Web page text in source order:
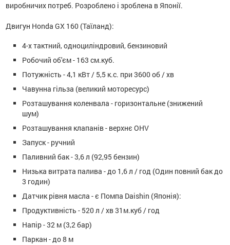
виробничих потреб. Розроблено і зроблена в Японії.
Двигун Honda GX 160 (Таїланд):
4-х тактний, одноциліндровий, бензиновий
Робочий об'єм - 163 см.куб.
Потужність - 4,1 кВт / 5,5 к.с. при 3600 об / хв
Чавунна гільза (великий моторесурс)
Розташування коленвала - горизонтальне (знижений
шум)
Розташування клапанів - верхнє OHV
Запуск - ручний
Паливний бак - 3,6 л (92,95 бензин)
Низька витрата палива - до 1,6 л / год (Один повний бак до
3 годин)
Датчик рівня масла - є Помпа Daishin (Японія):
Продуктивність - 520 л / хв 31м.куб / год
Напір - 32 м (3,2 бар)
Паркан - до 8 м